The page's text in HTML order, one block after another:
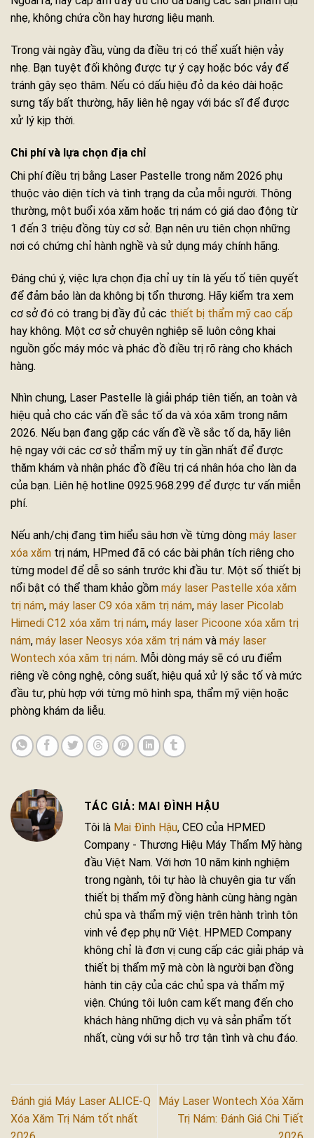
nhẹ, không chứa cồn hay hương liệu mạnh.
Trong vài ngày đầu, vùng da điều trị có thể xuất hiện vảy
nhẹ. Bạn tuyệt đối không được tự ý cạy hoặc bóc vảy để
tránh gây sẹo thâm. Nếu có dấu hiệu đỏ da kéo dài hoặc
sưng tấy bất thường, hãy liên hệ ngay với bác sĩ để được
xử lý kịp thời.
Chi phí và lựa chọn địa chỉ
Chi phí điều trị bằng Laser Pastelle trong năm 2026 phụ
thuộc vào diện tích và tình trạng da của mỗi người. Thông
thường, một buổi xóa xăm hoặc trị nám có giá dao động từ
1 đến 3 triệu đồng tùy cơ sở. Bạn nên ưu tiên chọn những
nơi có chứng chỉ hành nghề và sử dụng máy chính hãng.
Đáng chú ý, việc lựa chọn địa chỉ uy tín là yếu tố tiên quyết
để đảm bảo làn da không bị tổn thương. Hãy kiểm tra xem
cơ sở đó có trang bị đầy đủ các thiết bị thẩm mỹ cao cấp
hay không. Một cơ sở chuyên nghiệp sẽ luôn công khai
nguồn gốc máy móc và phác đồ điều trị rõ ràng cho khách
hàng.
Nhìn chung, Laser Pastelle là giải pháp tiên tiến, an toàn và
hiệu quả cho các vấn đề sắc tố da và xóa xăm trong năm
2026. Nếu bạn đang gặp các vấn đề về sắc tố da, hãy liên
hệ ngay với các cơ sở thẩm mỹ uy tín gần nhất để được
thăm khám và nhận phác đồ điều trị cá nhân hóa cho làn da
của bạn. Liên hệ hotline 0925.968.299 để được tư vấn miễn
phí.
Nếu anh/chị đang tìm hiểu sâu hơn về từng dòng máy laser
xóa xăm trị nám, HPmed đã có các bài phân tích riêng cho
từng model để dễ so sánh trước khi đầu tư. Một số thiết bị
nổi bật có thể tham khảo gồm máy laser Pastelle xóa xăm
trị nám, máy laser C9 xóa xăm trị nám, máy laser Picolab
Himedi C12 xóa xăm trị nám, máy laser Picoone xóa xăm trị
nám, máy laser Neosys xóa xăm trị nám và máy laser
Wontech xóa xăm trị nám. Mỗi dòng máy sẽ có ưu điểm
riêng về công nghệ, công suất, hiệu quả xử lý sắc tố và mức
đầu tư, phù hợp với từng mô hình spa, thẩm mỹ viện hoặc
phòng khám da liễu.
MAI ĐÌNH HẬU
Tôi là Mai Đình Hậu, CEO của HPMED
Company - Thương Hiệu Máy Thẩm Mỹ hàng
đầu Việt Nam. Với hơn 10 năm kinh nghiệm
trong ngành, tôi tự hào là chuyên gia tư vấn
thiết bị thẩm mỹ đồng hành cùng hàng ngàn
chủ spa và thẩm mỹ viện trên hành trình tôn
vinh vẻ đẹp phụ nữ Việt. HPMED Company
không chỉ là đơn vị cung cấp các giải pháp và
thiết bị thẩm mỹ mà còn là người bạn đồng
hành tin cậy của các chủ spa và thẩm mỹ
viện. Chúng tôi luôn cam kết mang đến cho
khách hàng những dịch vụ và sản phẩm tốt
nhất, cùng với sự hỗ trợ tận tình và chu đáo.
Đánh giá Máy Laser ALICE-Q
Xóa Xăm Trị Nám tốt nhất
Máy Laser Wontech Xóa Xăm
Trị Nám: Đánh Giá Chi Tiết